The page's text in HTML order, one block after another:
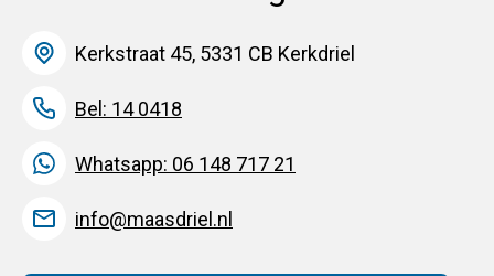
Kerkstraat 45, 5331 CB Kerkdriel
Bel: 14 0418
Whatsapp: 06 148 717 21
info@maasdriel.nl